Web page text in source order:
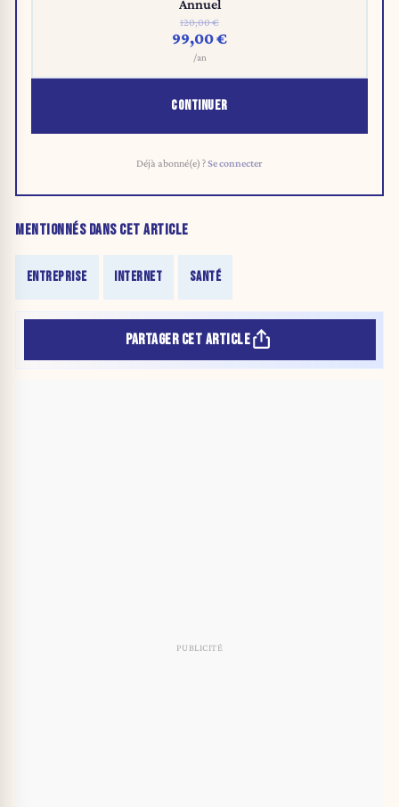
Annuel
120,00 €
99,00 €
/an
CONTINUER
Déjà abonné(e) ?Se connecter
MENTIONNÉS DANS CET ARTICLE
ENTREPRISE INTERNET SANTÉ
PARTAGER CET ARTICLE